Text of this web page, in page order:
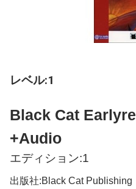
レベル:1
Black Cat
+Audio
エディション:1
出版社:Black Cat Publishing